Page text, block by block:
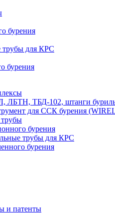
бурения
трубы для КРС
бурения
ТБД-102, штанги
для ССК бурения
бурения
трубы для КРС
бурения
и патенты